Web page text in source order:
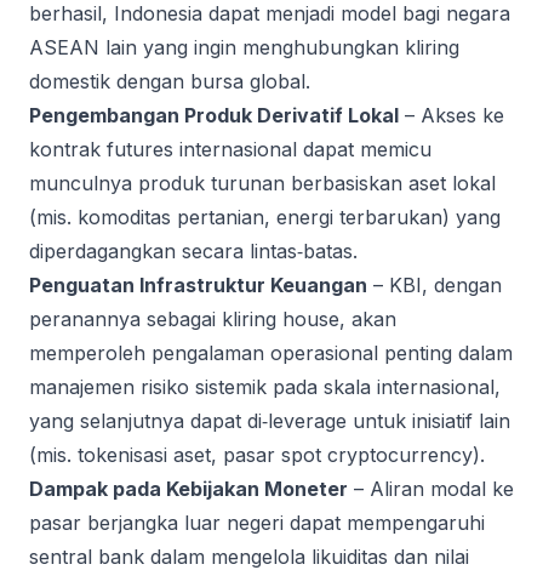
berhasil, Indonesia dapat menjadi model bagi negara
ASEAN lain yang ingin menghubungkan kliring
domestik dengan bursa global.
Pengembangan Produk Derivatif Lokal – Akses ke
kontrak futures internasional dapat memicu
munculnya produk turunan berbasiskan aset lokal
(mis. komoditas pertanian, energi terbarukan) yang
diperdagangkan secara lintas‑batas.
Penguatan Infrastruktur Keuangan – KBI, dengan
peranannya sebagai kliring house, akan
memperoleh pengalaman operasional penting dalam
manajemen risiko sistemik pada skala internasional,
yang selanjutnya dapat di‑leverage untuk inisiatif lain
(mis. tokenisasi aset, pasar spot cryptocurrency).
Dampak pada Kebijakan Moneter – Aliran modal ke
pasar berjangka luar negeri dapat mempengaruhi
sentral bank dalam mengelola likuiditas dan nilai